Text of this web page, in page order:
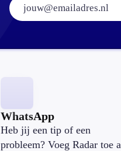
WhatsApp
Heb jij een tip of een
probleem? Voeg Radar toe